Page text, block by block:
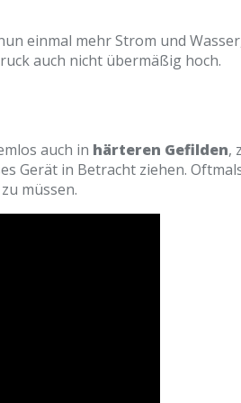
einmal mehr Strom und
auch nicht übermäßig hoch.
auch in härteren Gefilden,
Gerät in Betracht ziehen.
müssen.